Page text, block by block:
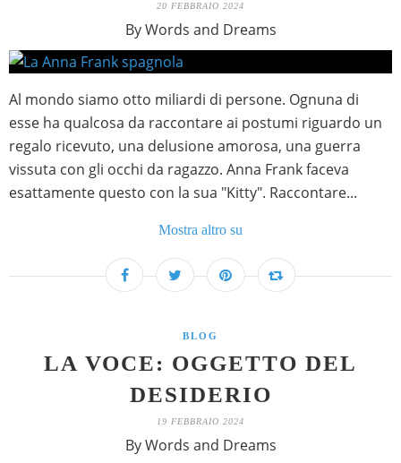
20 FEBBRAIO 2024
By Words and Dreams
Al mondo siamo otto miliardi di persone. Ognuna di
esse ha qualcosa da raccontare ai postumi riguardo un
regalo ricevuto, una delusione amorosa, una guerra
vissuta con gli occhi da ragazzo. Anna Frank faceva
esattamente questo con la sua "Kitty". Raccontare...
Mostra altro su
BLOG
LA VOCE: OGGETTO DEL
DESIDERIO
19 FEBBRAIO 2024
By Words and Dreams